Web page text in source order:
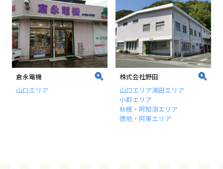
倉永電機
山口エリア
株式会社野田
山口エリア湯田エリア
小郡エリア
秋穂・阿知須エリア
徳地・阿東エリア